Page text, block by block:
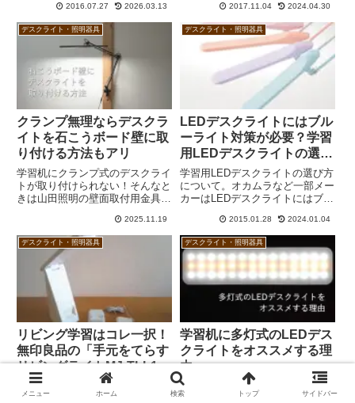
ことが分かるものの、だからと言
ってAA形のほうが優れていると
考えるのは早計です。直下が明る
すぎて周囲と明暗の差が出るよう
なら逆効果となる場合もありま
す。
2016.07.27 2026.03.13
場させていただいている雑誌
『MONOQLO（モノクロ）』の
発行元・晋遊舎（しんゆうしゃ）
の編集部から、「あらゆる方面の
2017.11.04 2024.04.30
デスクライト・照明器具
クランプ無理ならデスクラ
イトを石こうボード壁に取
り付ける方法もアリ
学習机にクランプ式のデスクライ
トが取り付けられない！そんなと
きは山田照明の壁面取付用金具
ります。石こうボード壁にWALL
BASEなどで2×4材を固定し、そ
こにZ-C30をネジ留めすれば賃貸
住宅でもOKです。
2025.11.19
デスクライト・照明器具
LEDデスクライトにはブル
ーライト対策が必要？学習
用LEDデスクライトの選び
方
学習用LEDデスクライトの選び方
について。オカムラなど一部メー
カーはLEDデスクライトにはブル
すが、あまり気にする必要はない
です。それよりもシェード幅が広
いこと、調色機能を備えているこ
となどのほうが重要です。
2015.01.28 2024.01.04
デスクライト・照明器具
リビング学習はコレ一択！
無印良品の「手元をてらす
リビングライトMJ-TLL1」
無印良品の「手元をてらすリビン
グライトMJ-TLL1」はツインバー
デスクライト・照明器具
学習机に多灯式のLEDデス
クライトをオススメする理
由
前回は学習用LEDデスクライトの
シェード幅が広いほうが良い理由
メニュー ホーム 検索 トップ サイドバー